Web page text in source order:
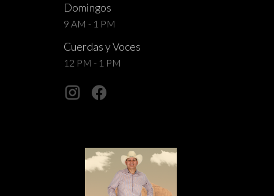
Domingos
9 AM - 1 PM
Cuerdas y Voces
12 PM - 1 PM